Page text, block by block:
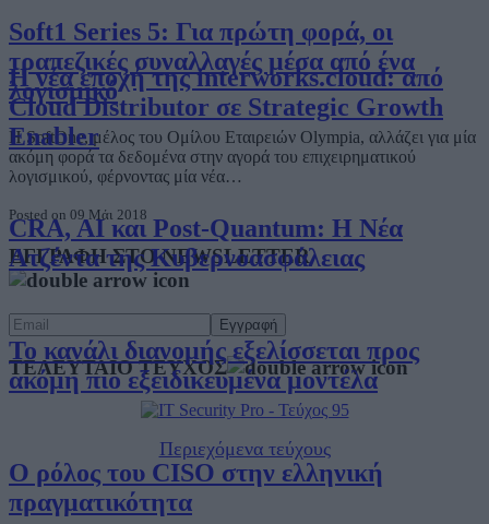
Η νέα εποχή της interworks.cloud: από
Cloud Distributor σε Strategic Growth
Enabler
CRA, AI και Post-Quantum: Η Νέα
Ατζέντα της Κυβερνοασφάλειας
Το κανάλι διανομής εξελίσσεται προς
ακόμη πιο εξειδικευμένα μοντέλα
Ο ρόλος του CISO στην ελληνική
πραγματικότητα
Soft1 Series 5: Για πρώτη φορά, οι
τραπεζικές συναλλαγές μέσα από ένα
λογισμικό
Η SoftOne, μέλος του Ομίλου Εταιρειών Olympia, αλλάζει για μία
ακόμη φορά τα δεδομένα στην αγορά του επιχειρηματικού
λογισμικού, φέρνοντας μία νέα…
Posted on 09 Μάι 2018
ΕΓΓΡΑΦΗ ΣΤΟ NEWSLETTER
ΤΕΛΕΥΤΑΙΟ ΤΕΥΧΟΣ
Περιεχόμενα τεύχους